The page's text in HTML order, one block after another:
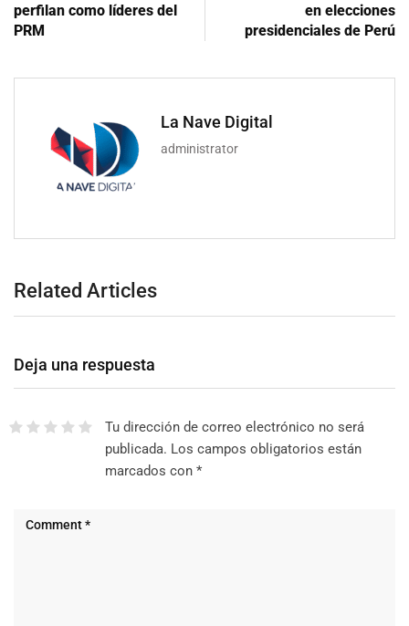
perfilan como líderes del
PRM
en elecciones
presidenciales de Perú
La Nave Digital
administrator
Related Articles
Deja una respuesta
Tu dirección de correo electrónico no será
publicada. Los campos obligatorios están
marcados con *